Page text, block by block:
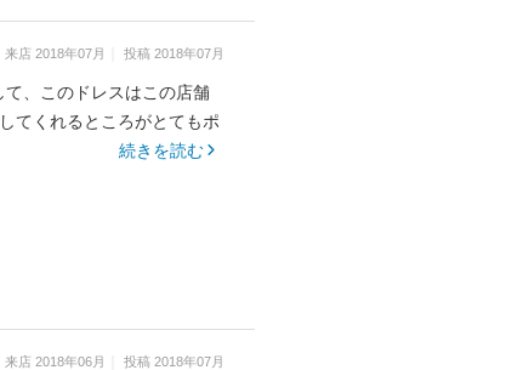
来店 2018年07月 投稿 2018年07月
、このドレスはこの店舗
てくれるところがとてもポ
続きを読む
来店 2018年06月 投稿 2018年07月